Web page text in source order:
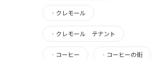
・ クレモール
・ クレモール テナント
・ コーヒー ・ コーヒーの街